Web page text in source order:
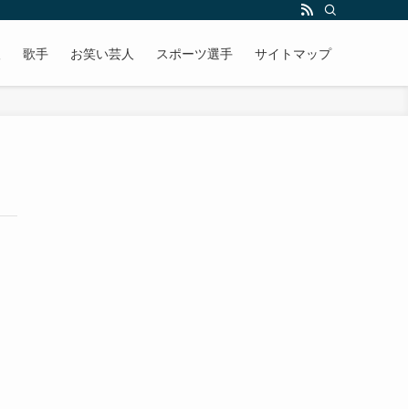
歌手 お笑い芸人 スポーツ選手 サイトマップ